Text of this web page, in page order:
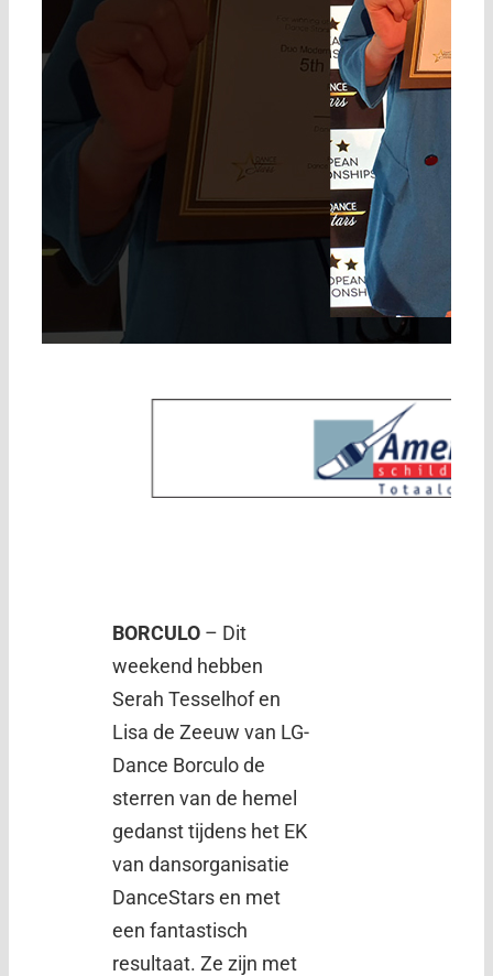
BORCULO – Dit
weekend hebben
Serah Tesselhof en
Lisa de Zeeuw van LG-
Dance Borculo de
sterren van de hemel
gedanst tijdens het EK
van dansorganisatie
DanceStars en met
een fantastisch
resultaat. Ze zijn met